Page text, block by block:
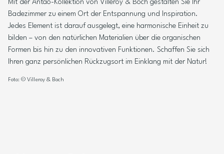
Mit der Antao-Kollektion von Villeroy & Boch gestalten Sie Ihr
Badezimmer zu einem Ort der Entspannung und Inspiration.
Jedes Element ist darauf ausgelegt, eine harmonische Einheit zu
bilden – von den natürlichen Materialien über die organischen
Formen bis hin zu den innovativen Funktionen. Schaffen Sie sich
Ihren ganz persönlichen Rückzugsort im Einklang mit der Natur!
Foto: © Villeroy & Boch